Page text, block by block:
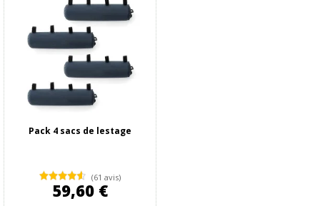
Pack 4 sacs de lestage
(61 avis)
59,60 €